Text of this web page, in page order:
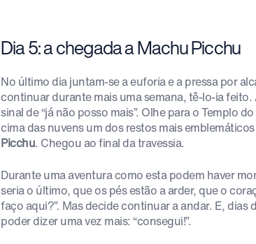
Dia 5: a chegada a Machu Picchu
No último dia juntam-se a euforia e a pressa por
continuar durante mais uma semana, tê-lo-ia feito.
sinal de “já não posso mais”. Olhe para o Templo
cima das nuvens um dos restos mais
Picchu. Chegou ao final da travessia.
Durante uma aventura como esta podem haver
seria o último, que os pés estão a arder, que o
faço aqui?”. Mas decide continuar a andar. E,
poder dizer uma vez mais: “consegui!”.